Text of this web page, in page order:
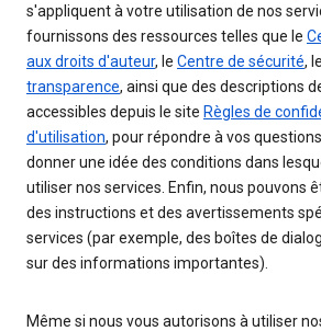
s'appliquent à votre utilisation de nos
fournissons des ressources telles que le
aux droits d'auteur, le Centre de sécurité, le
transparence, ainsi que des descriptions
accessibles depuis le site Règles de
d'utilisation, pour répondre à vos
donner une idée des conditions dans
utiliser nos services. Enfin, nous pouvons
des instructions et des avertissements
services (par exemple, des boîtes de
sur des informations importantes).
Même si nous vous autorisons à utiliser